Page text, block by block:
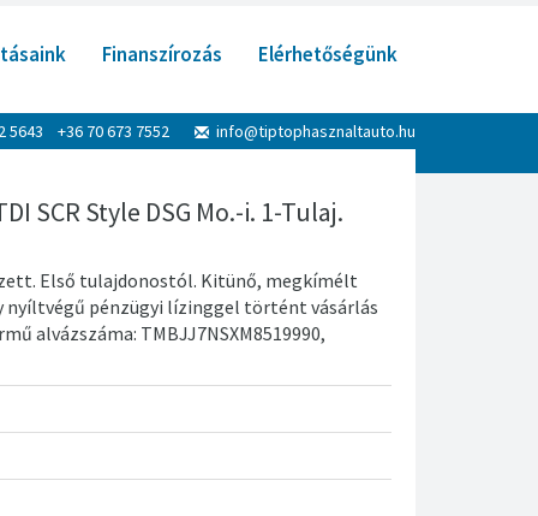
Finanszírozás Elérhetőségünk
5643 +36 70 673 7552 info@tiptophasznaltauto.hu
SCR Style DSG Mo.-i. 1-Tulaj.
Első tulajdonostól. Kitünő, megkímélt
pénzügyi lízinggel történt vásárlás
alvázszáma: TMBJJ7NSXM8519990,